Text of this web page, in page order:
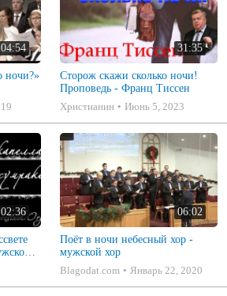
04:54
ночи?»
31:35
Сторож скажи сколько ночи!
Проповедь - Франц Тиссен
Христианин
Июнь 5, 2023
02:36 06:02
Поёт в ночи небесный хор -
мужской хор
Blagodat.com
Январь 22, 2020